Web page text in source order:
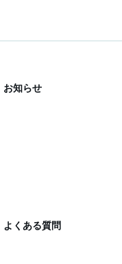
お知らせ
よくある質問